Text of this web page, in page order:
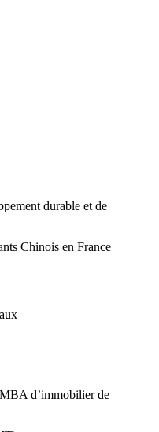
durable et de
Chinois en France
d’immobilier de